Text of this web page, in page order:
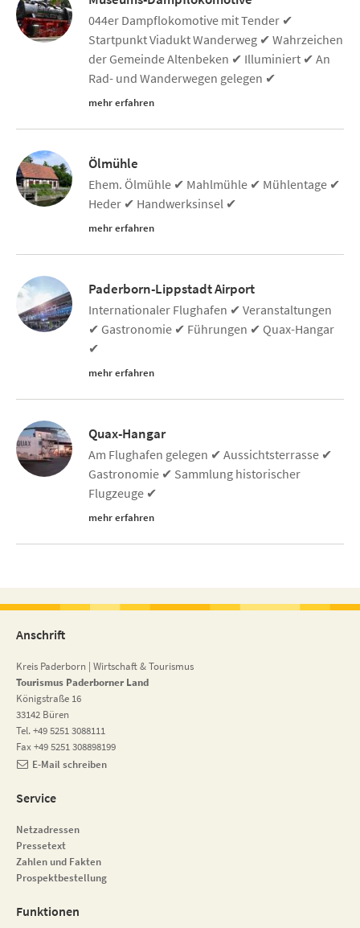
044er Dampflokomotive mit Tender ✔
Startpunkt Viadukt Wanderweg ✔ Wahrzeichen
der Gemeinde Altenbeken ✔ Illuminiert ✔ An
Rad- und Wanderwegen gelegen ✔
mehr erfahren
Ölmühle
Ehem. Ölmühle ✔ Mahlmühle ✔ Mühlentage ✔
Heder ✔ Handwerksinsel ✔
mehr erfahren
Paderborn-Lippstadt Airport
Internationaler Flughafen ✔ Veranstaltungen
✔ Gastronomie ✔ Führungen ✔ Quax-Hangar
✔
mehr erfahren
Quax-Hangar
Am Flughafen gelegen ✔ Aussichtsterrasse ✔
Gastronomie ✔ Sammlung historischer
Flugzeuge ✔
mehr erfahren
Anschrift
Kreis Paderborn | Wirtschaft & Tourismus
Tourismus Paderborner Land
Königstraße 16
33142 Büren
Tel. +49 5251 3088111
Fax +49 5251 308898199
E-Mail schreiben
Service
Netzadressen
Pressetext
Zahlen und Fakten
Prospektbestellung
Funktionen